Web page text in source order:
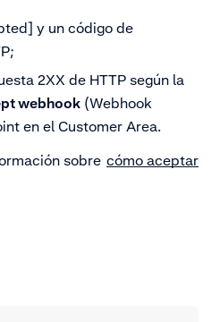
y un código de
2XX de HTTP según la
webhook (Webhook
en el Customer Area.
sobre cómo aceptar